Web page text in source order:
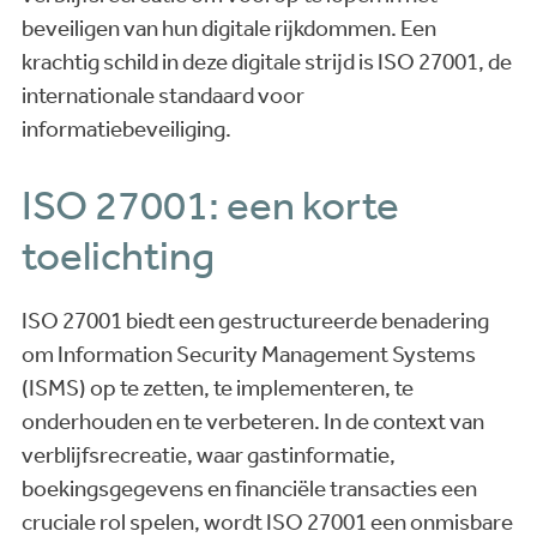
beveiligen van hun digitale rijkdommen. Een
krachtig schild in deze digitale strijd is ISO 27001, de
internationale standaard voor
informatiebeveiliging.
ISO 27001: een korte
toelichting
ISO 27001 biedt een gestructureerde benadering
om Information Security Management Systems
(ISMS) op te zetten, te implementeren, te
onderhouden en te verbeteren. In de context van
verblijfsrecreatie, waar gastinformatie,
boekingsgegevens en financiële transacties een
cruciale rol spelen, wordt ISO 27001 een onmisbare